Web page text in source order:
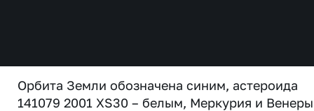
Орбита Земли обозначена синим, астероида
141079 2001 XS30 – белым, Меркурия и